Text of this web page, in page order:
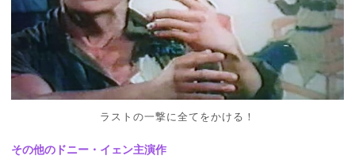
ラストの一撃に全てをかける！
その他のドニー・イェン主演作